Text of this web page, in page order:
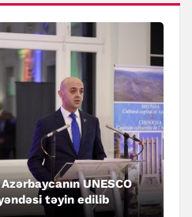
UNESCO
təyin edilib